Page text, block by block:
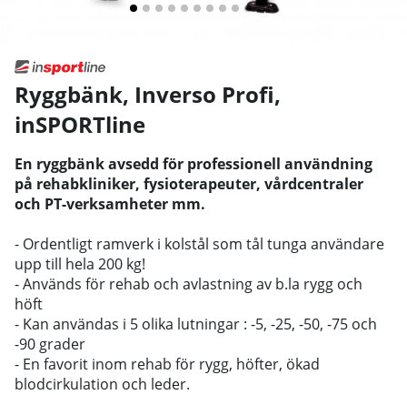
Ryggbänk, Inverso Profi,
inSPORTline
En ryggbänk avsedd för professionell användning
på rehabkliniker, fysioterapeuter, vårdcentraler
och PT-verksamheter mm.
- Ordentligt ramverk i kolstål som tål tunga användare
upp till hela 200 kg!
- Används för rehab och avlastning av b.la rygg och
höft
- Kan användas i 5 olika lutningar : -5, -25, -50, -75 och
-90 grader
- En favorit inom rehab för rygg, höfter, ökad
blodcirkulation och leder.